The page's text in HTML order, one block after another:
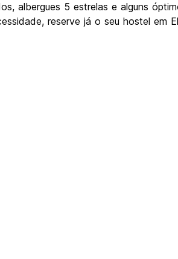
albergues 5 estrelas e alguns
reserve já o seu hostel em